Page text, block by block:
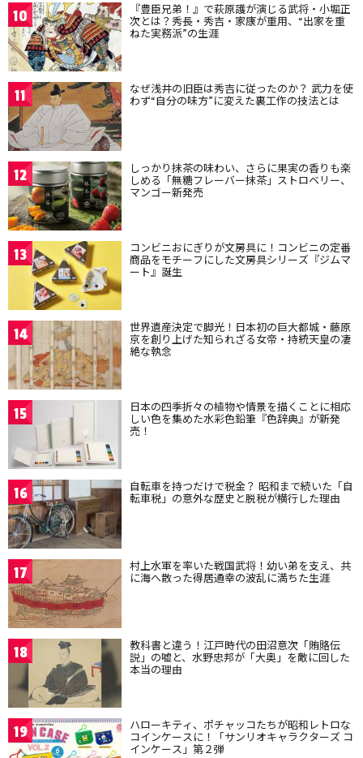
10 『豊臣兄弟！』で萩原護が演じる武将・小堀正
次とは？秀長・秀吉・家康が重用、“出家を重
ねた実務派”の生涯
11 なぜ浅井の旧臣は秀吉に従ったのか？ 武力を使
わず“自分の味方”に変えた裏工作の技法とは
12 しっかり抹茶の味わい、さらに果実の香りも楽
しめる「無糖フレーバー抹茶」ストロベリー、
マンゴー新発売
13 コンビニおにぎりが文房具に！コンビニの定番
商品をモチーフにした文房具シリーズ『ジムマ
ート』誕生
14 世界遺産決定で脚光！日本初の巨大都城・藤原
京を創り上げた知られざる女帝・持統天皇の凄
絶な執念
15 日本の四季折々の植物や情景を描くことに相応
しい色を集めた水彩色鉛筆『色辞典』が新発
売！
16 自転車を持つだけで税金？ 昭和まで続いた「自
転車税」の意外な歴史と脱税が横行した理由
17 村上水軍を率いた戦国武将！幼い弟を支え、共
に海へ散った得居通幸の波乱に満ちた生涯
18 教科書と違う！江戸時代の田沼意次「賄賂伝
説」の嘘と、水野忠邦が「大奥」を敵に回した
本当の理由
19 ハローキティ、ポチャッコたちが昭和レトロな
コインケースに！「サンリオキャラクターズ コ
インケース」第２弾